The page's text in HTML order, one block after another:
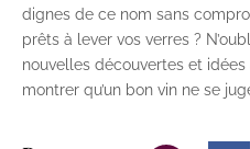
dignes de ce nom sans
prêts à lever vos verres ?
nouvelles découvertes et
montrer qu’un bon vin ne se